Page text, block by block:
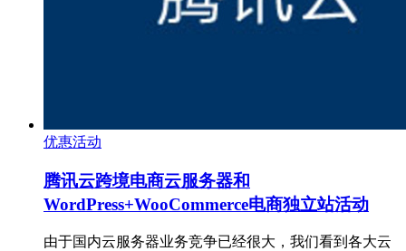
优惠活动
腾讯云跨境电商云服务器和
WordPress+WooCommerce电商独立站活动
由于国内云服务器业务竞争已经很大，我们看到各大云